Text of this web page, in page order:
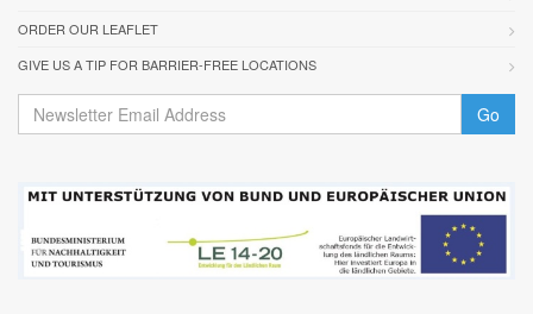
ORDER OUR LEAFLET
GIVE US A TIP FOR BARRIER-FREE LOCATIONS
Go